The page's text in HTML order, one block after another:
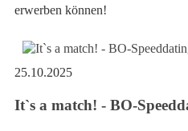
erwerben können!
25.10.2025
It`s a match! - BO-